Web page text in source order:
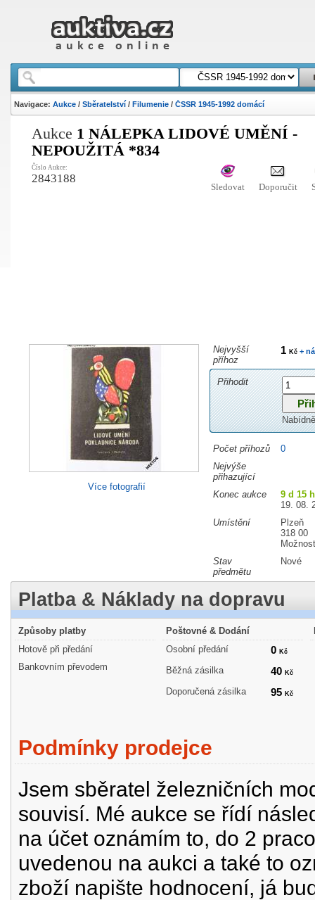
Navigace: Aukce/ Sběratelství/ Filumenie/ ČSSR 1945-1992 domácí
Aukce 1 NÁLEPKA LIDOVÉ UMĚNÍ -
NEPOUŽITÁ *834
Číslo Aukce:
2843188
Sledovat Doporučit
Více fotografií
Nejvyšší
příhoz
1 Kč+
Přihodit
Počet příhozů
0
Nejvýše
přihazující
Konec aukce
9 d 15
19. 08.
Umístění
Plzeň
318 00
Stav
předmětu
Nové
Platba & Náklady na dopravu
Způsoby platby
Hotově při předání
Bankovním převodem
Poštovné & Dodání
Osobní předání
0 Kč
Běžná zásilka 40 Kč
Doporučená zásilka 95 Kč
Podmínky prodejce
Jsem sběratel železničních
souvisí. Mé aukce se řídí
na účet oznámím to, do 2
uvedenou na aukci a také to
zboží napište hodnocení, já